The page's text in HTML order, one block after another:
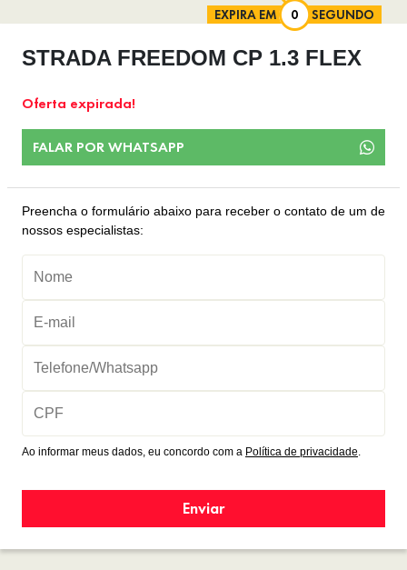
EXPIRA EM SEGUNDO
STRADA FREEDOM CP 1.3 FLEX
Oferta expirada!
FALAR POR WHATSAPP
Preencha o formulário abaixo para receber o contato de um de
nossos especialistas:
Ao informar meus dados, eu concordo com a Política de privacidade.
Enviar